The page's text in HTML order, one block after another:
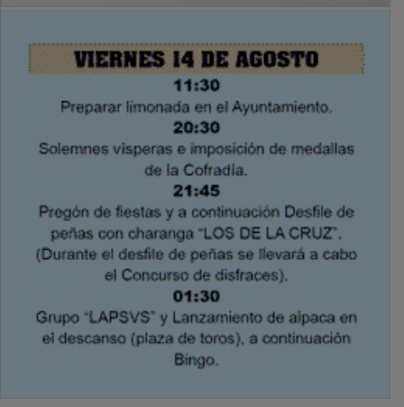
BASES CONCURSO FOTOGRAFÍA LAVANDA
OTROS ENLACES
Sistemas Integrales Cualificados
Entrada Bloggers
Configuración de Cookies
Empleo Trabajando.es
Tiempo: 0.2126 seg., Memoria Usada: 0.94 MB
Diseño webInweb© 2015 - 2026
Volver arriba